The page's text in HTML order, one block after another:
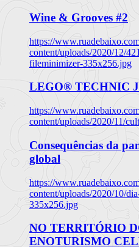
Wine & Grooves #2
https://
content/uploads/2020/12/
fileminimizer-335x256.jpg
LEGO® TECHNIC
https://
content/uploads/2020/11/
Consequências da
global
https://
content/uploads/2020/10/
335x256.jpg
NO TERRITÓRIO
ENOTURISMO